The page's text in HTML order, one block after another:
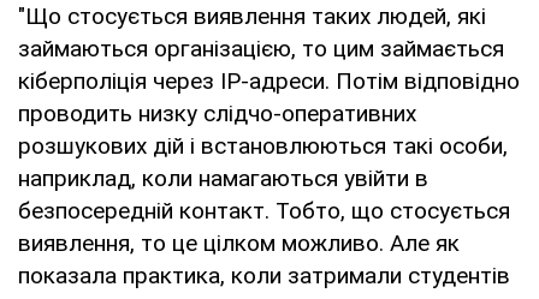
"Що стосується виявлення таких людей, які
займаються організацією, то цим займається
кіберполіція через IP-адреси. Потім відповідно
проводить низку слідчо-оперативних
розшукових дій і встановлюються такі особи,
наприклад, коли намагаються увійти в
безпосередній контакт. Тобто, що стосується
виявлення, то це цілком можливо. Але як
показала практика, коли затримали студентів